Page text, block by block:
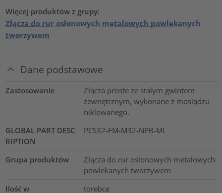
Więcej produktów z grupy:
Złącza do rur osłonowych metalowych powlekanych
tworzywem
Dane podstawowe
Zastosowanie
Złącza proste ze stałym gwintem
zewnętrznym, wykonane z mosiądzu
niklowanego.
GLOBAL PART DESC
RIPTION
PCS32-FM-M32-NPB-ML
Grupa produktów
Złącza do rur osłonowych metalowych
powlekanych tworzywem
Ilość w
torebce